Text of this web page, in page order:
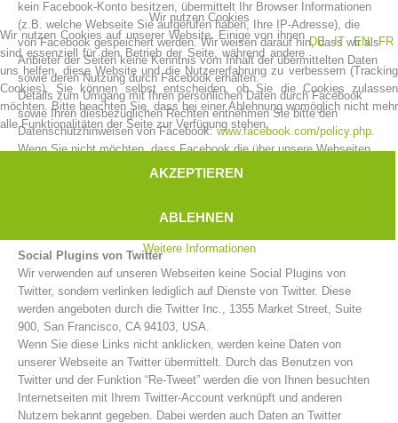
Einsätze
kein Facebook-Konto besitzen, übermittelt Ihr Browser Informationen
(z.B. welche Webseite Sie aufgerufen haben, Ihre IP-Adresse), die
von Facebook gespeichert werden. Wir weisen darauf hin, dass wir als
Anbieter der Seiten keine Kenntnis vom Inhalt der übermittelten Daten
sowie deren Nutzung durch Facebook erhalten.
Details zum Umgang mit Ihren persönlichen Daten durch Facebook
sowie Ihren diesbezüglichen Rechten entnehmen Sie bitte den
Datenschutzhinweisen von Facebook:www.facebook.com/policy.php.
Wenn Sie nicht möchten, dass Facebook die über unsere Webseiten
über Sie gesammelten Daten Ihrem Facebook-Konto zuordnet,
Social Plugins von Twitter
Wir verwenden auf unseren Webseiten keine Social Plugins von
Twitter, sondern verlinken lediglich auf Dienste von Twitter. Diese
werden angeboten durch die Twitter Inc., 1355 Market Street, Suite
900, San Francisco, CA 94103, USA.
Wenn Sie diese Links nicht anklicken, werden keine Daten von
unserer Webseite an Twitter übermittelt. Durch das Benutzen von
Twitter und der Funktion “Re-Tweet” werden die von Ihnen besuchten
Internetseiten mit Ihrem Twitter-Account verknüpft und anderen
Nutzern bekannt gegeben. Dabei werden auch Daten an Twitter
Wir nutzen Cookies
DE
IT EN FR
Wir nutzen Cookies auf unserer Website. Einige von ihnen
sind essenziell für den Betrieb der Seite, während andere
uns helfen, diese Website und die Nutzererfahrung zu verbessern (Tracking
Cookies). Sie können selbst entscheiden, ob Sie die Cookies zulassen
möchten. Bitte beachten Sie, dass bei einer Ablehnung womöglich nicht mehr
alle Funktionalitäten der Seite zur Verfügung stehen.
AKZEPTIEREN
ABLEHNEN
Weitere Informationen